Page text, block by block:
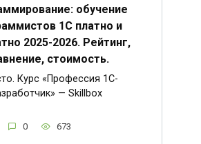
обучение
1С платно и
2025-2026. Рейтинг,
стоимость.
Курс «Профессия 1C-
— Skillbox
0 673